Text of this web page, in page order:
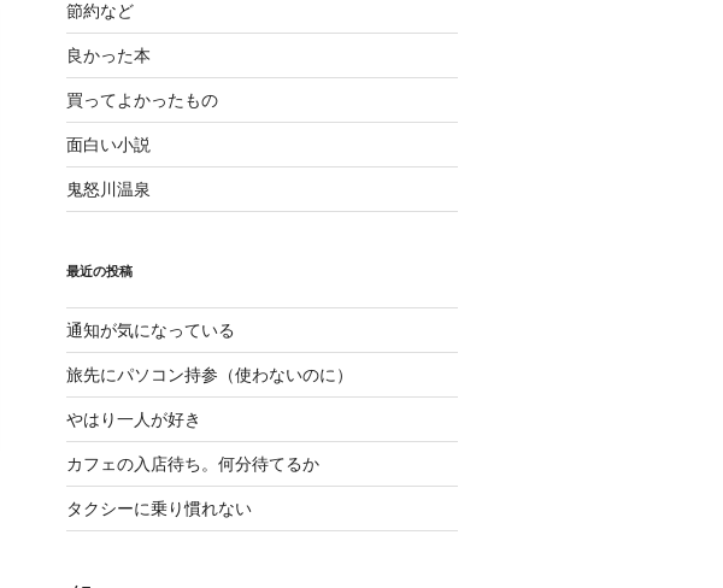
節約など
良かった本
買ってよかったもの
面白い小説
鬼怒川温泉
最近の投稿
通知が気になっている
旅先にパソコン持参（使わないのに）
やはり一人が好き
カフェの入店待ち。何分待てるか
タクシーに乗り慣れない